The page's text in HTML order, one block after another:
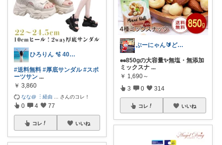
ひろりん 🫧 40代美容とファッション
#送料無料 #厚底サンダル #スポ
ーツサン ...
￥ 3,860
なな@ ︙経由 さんのコレ！
0 4 77
コレ いいね
ぶーにゃん🔰どうしたら売れるかな😭
🥜850gの大容量✨無塩・無添加
ミックスナ ...
￥ 1,690～
3 0 314
コレ いいね